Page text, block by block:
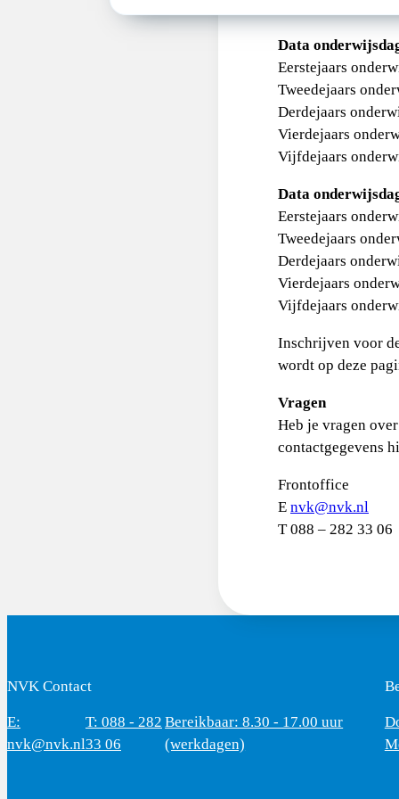
bestudeerd
Data
Eerstejaars
Tweedejaars
Derdejaars
Vierdejaars
Vijfdejaars
Data
Eerstejaars
Tweedejaars
Derdejaars
Vierdejaars
Vijfdejaars
Inschrijven voor
wordt op deze
Vragen
Heb je vragen
contactgegevens
Frontoffice
E nvk@nvk.nl
T 088 – 282 33 06
NVK Contact
E:
nvk@nvk.nl
T: 088 - 282
33 06
Bereikbaar: 8.30 - 17.00 uur
(werkdagen)